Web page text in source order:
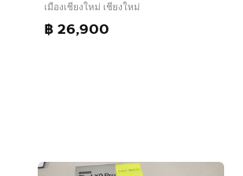
เมืองเชียงใหม่ เชียงใหม่
฿ 26,900